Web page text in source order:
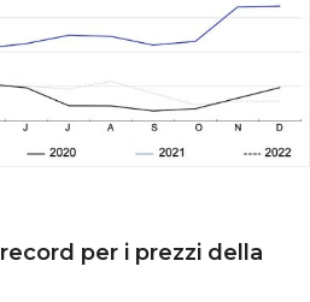
per i prezzi della